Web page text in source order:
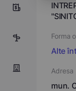
Forma
Alte
Adresa
mun.